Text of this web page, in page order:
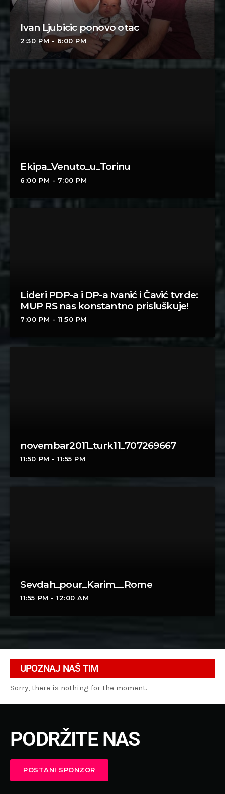
Ivan Ljubicic ponovo otac
2:30 PM - 6:00 PM
Ekipa_Venuto_u_Torinu
6:00 PM - 7:00 PM
Lideri PDP-a i DP-a Ivanić i Čavić tvrde:
MUP RS nas konstantno prisluškuje!
7:00 PM - 11:50 PM
novembar2011_turk11_707269667
11:50 PM - 11:55 PM
Sevdah_pour_Karim__Rome
11:55 PM - 12:00 AM
UPOZNAJ NAŠ TIM
Sorry, there is nothing for the moment.
PODRŽITE NAS
POSTANI SPONZOR